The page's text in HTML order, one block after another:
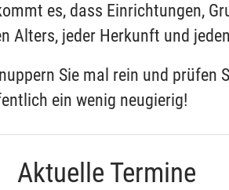
es, dass Einrichtungen,
Alters, jeder Herkunft und
Sie mal rein und prüfen
ein wenig neugierig!
Aktuelle Termine